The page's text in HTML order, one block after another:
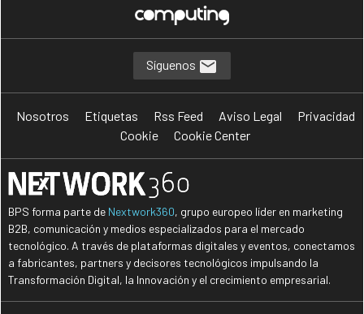
Síguenos
Nosotros Etiquetas Rss Feed Aviso Legal
Privacidad
Cookie
Cookie Center
BPS forma parte de Nextwork360, grupo europeo líder en marketing
B2B, comunicación y medios especializados para el mercado
tecnológico. A través de plataformas digitales y eventos, conectamos
a fabricantes, partners y decisores tecnológicos impulsando la
Transformación Digital, la Innovación y el crecimiento empresarial.